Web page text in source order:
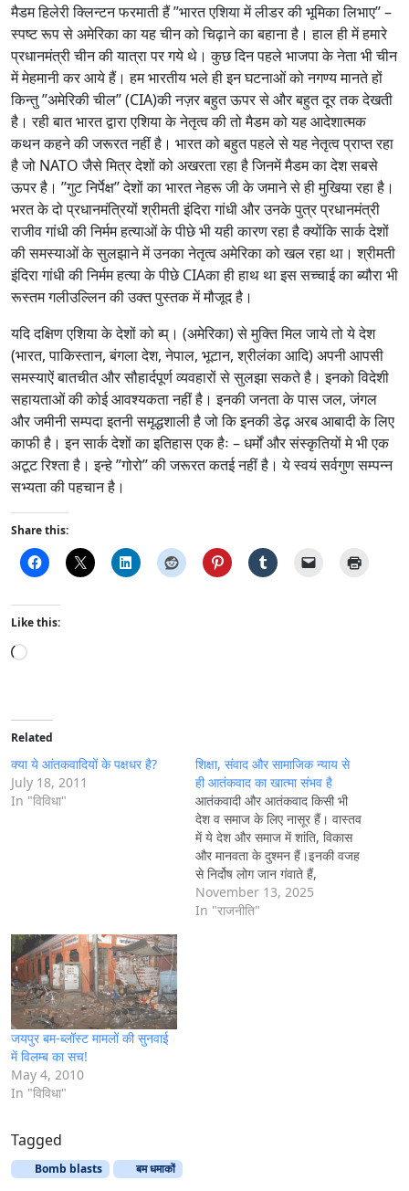
मैडम हिलेरी क्लिन्टन फरमाती हैं ’’भारत एशिया में लीडर की भूमिका लिभाए’’ –
स्पष्ट रूप से अमेरिका का यह चीन को चिढ़ाने का बहाना है। हाल ही में हमारे
प्रधानमंत्री चीन की यात्रा पर गये थे। कुछ दिन पहले भाजपा के नेता भी चीन
में मेहमानी कर आये हैं। हम भारतीय भले ही इन घटनाओं को नगण्य मानते हों
किन्तु ’’अमेरिकी चील’’ (CIA)की नज़र बहुत ऊपर से और बहुत दूर तक देखती
है। रही बात भारत द्वारा एशिया के नेतृत्व की तो मैडम को यह आदेशात्मक
कथन कहने की जरूरत नहीं है। भारत को बहुत पहले से यह नेतृत्व प्राप्त रहा
है जो NATO जैसे मित्र देशों को अखरता रहा है जिनमें मैडम का देश सबसे
ऊपर है। ’’गुट निर्पेक्ष’’ देशों का भारत नेहरू जी के जमाने से ही मुखिया रहा है।
भरत के दो प्रधानमंत्रियों श्रीमती इंदिरा गांधी और उनके पुत्र प्रधानमंत्री
राजीव गांधी की निर्मम हत्याओं के पीछे भी यही कारण रहा है क्योंकि सार्क देशों
की समस्याओं के सुलझाने में उनका नेतृत्व अमेरिका को खल रहा था। श्रीमती
इंदिरा गांधी की निर्मम हत्या के पीछे CIAका ही हाथ था इस सच्चाई का ब्यौरा भी
रूस्तम गलीउल्लिन की उक्त पुस्तक में मौजूद है।
यदि दक्षिण एशिया के देशों को ब्प्। (अमेरिका) से मुक्ति मिल जाये तो ये देश
(भारत, पाकिस्तान, बंगला देश, नेपाल, भूटान, श्रीलंका आदि) अपनी आपसी
समस्याऐं बातचीत और सौहार्दपूर्ण व्यवहारों से सुलझा सकते है। इनको विदेशी
सहायताओं की कोई आवश्यकता नहीं है। इनकी जनता के पास जल, जंगल
और जमीनी सम्पदा इतनी समृद्धशाली है जो कि इनकी डेढ़ अरब आबादी के लिए
काफी है। इन सार्क देशों का इतिहास एक हैः – धर्मों और संस्कृतियों मे भी एक
अटूट रिश्ता है। इन्हे ’’गोरो’’ की जरूरत कतई नहीं है। ये स्वयं सर्वगुण सम्पन्न
सभ्यता की पहचान है।
Share this:
Like this:
L
d
i
n
g
…
Related
क्या ये आंतकवादियों के पक्षधर है?
July 18, 2011
In "विविधा"
शिक्षा, संवाद और सामाजिक न्याय से
ही आतंकवाद का खात्मा संभव है
आतंकवादी और आतंकवाद किसी भी
देश व समाज के लिए नासूर हैं। वास्तव
में ये देश और समाज में शांति, विकास
और मानवता के दुश्मन हैं।इनकी वजह
से निर्दोष लोग जान गंवाते हैं,
November 13, 2025
In "राजनीति"
जयपुर बम-ब्लॉस्ट मामलों की सुनवाई
में विलम्ब का सच!
May 4, 2010
In "विविधा"
Tagged
Bomb blasts बम धमाकों